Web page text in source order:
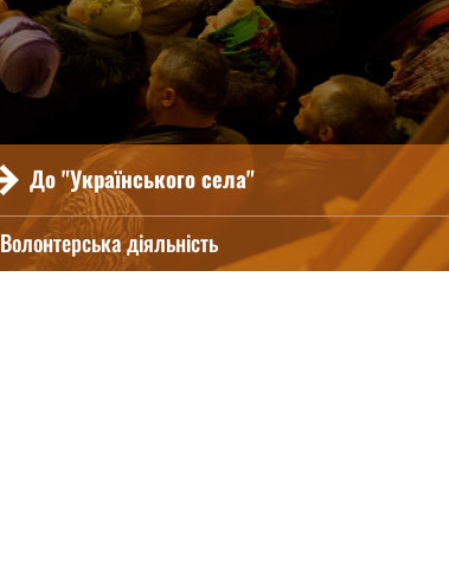
До "Українського села"
Волонтерська діяльність